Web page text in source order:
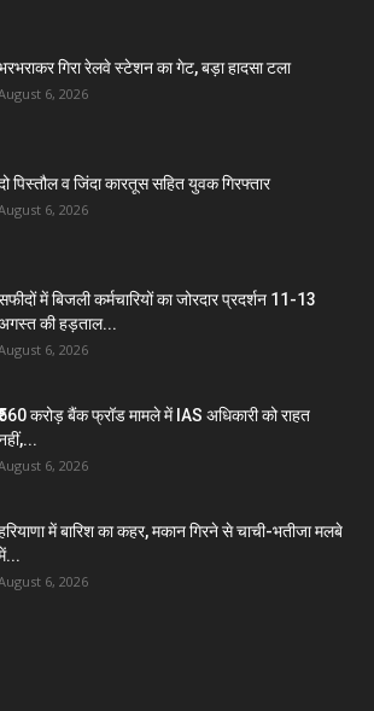
गिरा रेलवे स्टेशन का गेट, बड़ा हादसा टला
6, 2026
पिस्तौल व जिंदा कारतूस सहित युवक गिरफ्तार
6, 2026
में बिजली कर्मचारियों का जोरदार प्रदर्शन 11-13
की हड़ताल...
6, 2026
करोड़ बैंक फ्रॉड मामले में IAS अधिकारी को राहत
6, 2026
में बारिश का कहर, मकान गिरने से चाची-भतीजा मलबे
6, 2026